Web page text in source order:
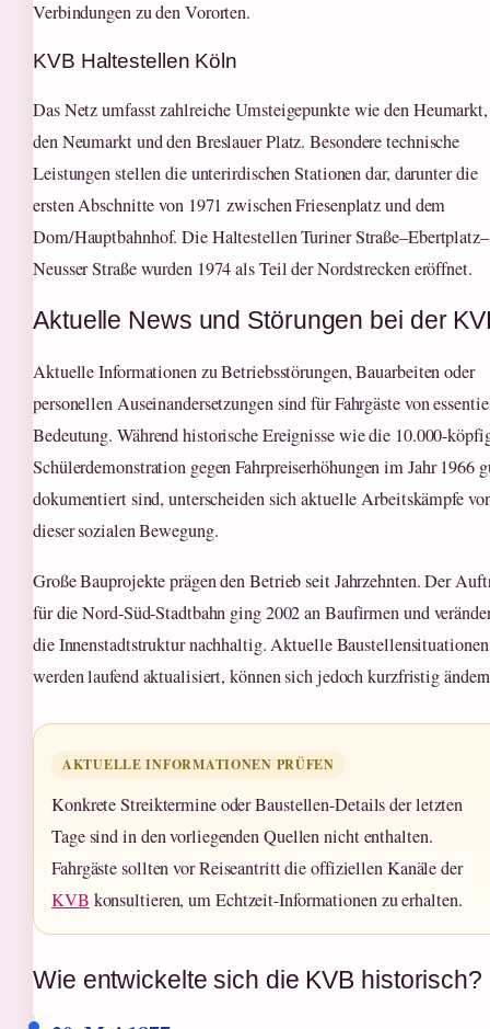
Verbindungen zu den Vororten.
KVB Haltestellen Köln
Das Netz umfasst zahlreiche Umsteigepunkte wie den Heumarkt,
den Neumarkt und den Breslauer Platz. Besondere technische
Leistungen stellen die unterirdischen Stationen dar, darunter die
ersten Abschnitte von 1971 zwischen Friesenplatz und dem
Dom/Hauptbahnhof. Die Haltestellen Turiner Straße–Ebertplatz–
Neusser Straße wurden 1974 als Teil der Nordstrecken eröffnet.
Aktuelle News und Störungen bei der
Aktuelle Informationen zu Betriebsstörungen, Bauarbeiten oder
personellen Auseinandersetzungen sind für Fahrgäste von
Bedeutung. Während historische Ereignisse wie die 10.000-
Schülerdemonstration gegen Fahrpreiserhöhungen im Jahr 1966
dokumentiert sind, unterscheiden sich aktuelle Arbeitskämpfe
dieser sozialen Bewegung.
Große Bauprojekte prägen den Betrieb seit Jahrzehnten. Der
für die Nord-Süd-Stadtbahn ging 2002 an Baufirmen und
die Innenstadtstruktur nachhaltig. Aktuelle Baustellensituationen
werden laufend aktualisiert, können sich jedoch kurzfristig
AKTUELLE INFORMATIONEN PRÜFEN
Konkrete Streiktermine oder Baustellen-Details der letzten
Tage sind in den vorliegenden Quellen nicht enthalten.
Fahrgäste sollten vor Reiseantritt die offiziellen Kanäle der
KVB konsultieren, um Echtzeit-Informationen zu erhalten.
Wie entwickelte sich die KVB historisch?